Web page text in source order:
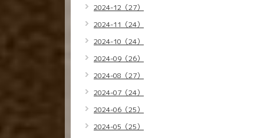
2024-12（27）
2024-11（24）
2024-10（24）
2024-09（26）
2024-08（27）
2024-07（24）
2024-06（25）
2024-05（25）